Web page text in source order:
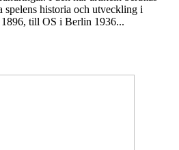
historia och utveckling i
till OS i Berlin 1936...